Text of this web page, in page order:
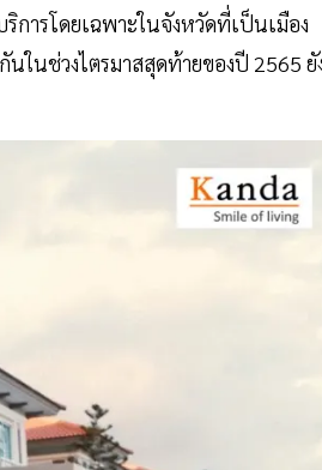
การโดยเฉพาะในจังหวัดที่เป็นเมือง
ในช่วงไตรมาสสุดท้ายของปี 2565 ยั